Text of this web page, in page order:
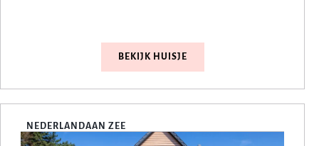
BEKIJK HUISJE
NEDERLANDAAN ZEE